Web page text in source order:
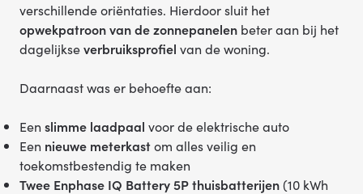
verschillende oriëntaties. Hierdoor sluit het
opwekpatroon van de zonnepanelen beter aan bij het
dagelijkseverbruiksprofiel van de woning.
Daarnaast was er behoefte aan:
Een slimme laadpaal voor de elektrische auto
Een nieuwe meterkastom alles veilig en
toekomstbestendig te maken
Twee Enphase IQ Battery 5P thuisbatterijen(10 kWh